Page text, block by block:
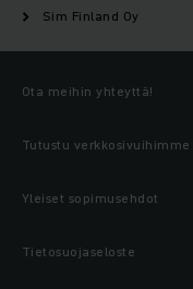
Sim Finland Oy
Ota meihin yhteyttä!
Tutustu verkkosivuihimme
Yleiset sopimusehdot
Tietosuojaseloste